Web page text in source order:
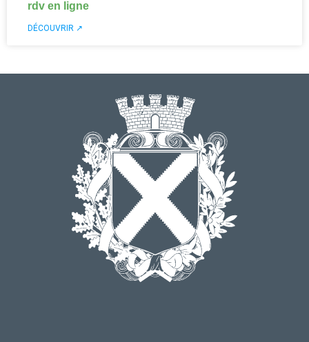
rdv en ligne
DÉCOUVRIR ↗